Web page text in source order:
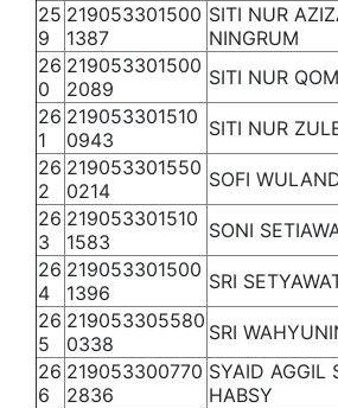
25
9
219053301500
1387
SITI NUR
NINGRUM
26
0
219053301500
2089
SITI NUR
26
1
219053301510
0943
SITI NUR
26
2
219053301550
0214
SOFI
26
3
219053301510
1583
SONI
26
4
219053301500
1396
SRI
26
5
219053305580
0338
SRI
26
6
219053300770
2836
SYAID AGGIL
HABSY